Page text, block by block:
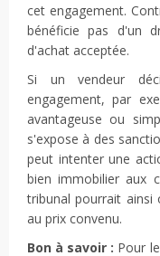
cet engagement.
bénéficie pas d'un
d'achat acceptée.
Si un vendeur
engagement, par
avantageuse ou
s'expose à des
peut intenter une
bien immobilier aux
tribunal pourrait ainsi
au prix convenu.
Bon à savoir : Pour